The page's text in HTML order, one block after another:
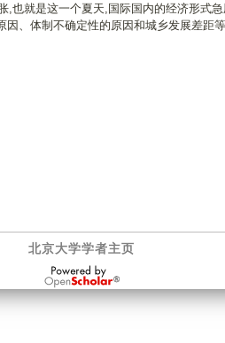
,也就是这一个夏天,国际国内的经济形式
、体制不确定性的原因和城乡发展差距
北京大学学者主页
OpenScholar